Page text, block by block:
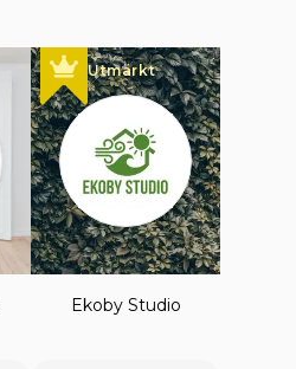
Utmärkt
Ekoby Studio